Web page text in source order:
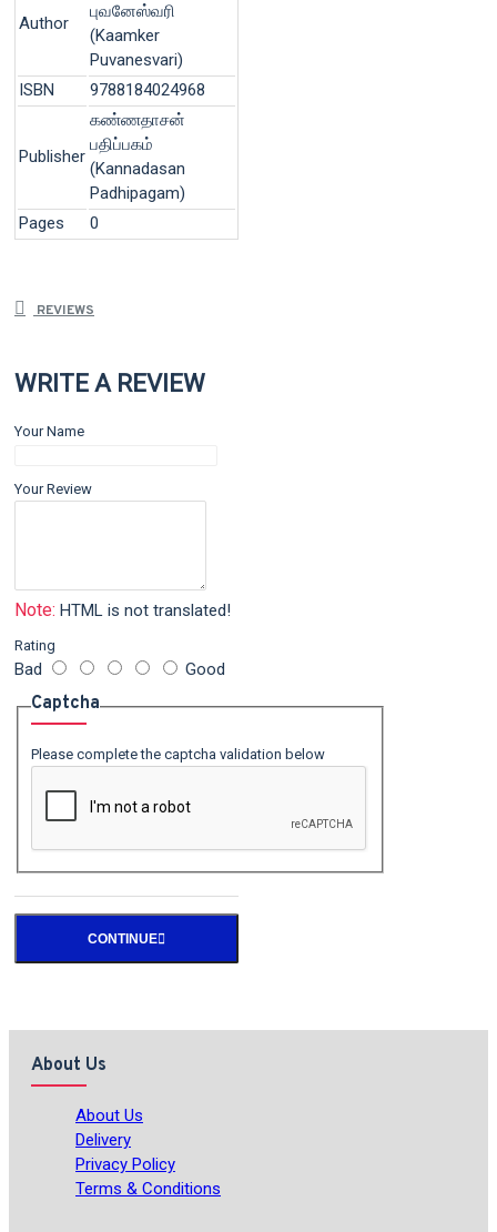
Author
புவனேஸ்வரி
(Kaamker
Puvanesvari)
ISBN
9788184024968
Publisher
கண்ணதாசன்
பதிப்பகம்
(Kannadasan
Padhipagam)
Pages
0
REVIEWS
WRITE A REVIEW
Your Name
Your Review
Note: HTML is not translated!
Rating
Bad Good
Captcha
Please complete the captcha validation below
CONTINUE
About Us
About Us
Delivery
Privacy Policy
Terms & Conditions